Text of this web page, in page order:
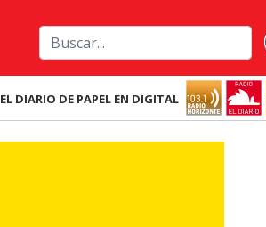
EL DIARIO DE PAPEL EN DIGITAL